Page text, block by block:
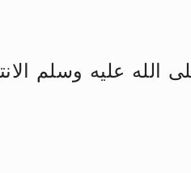
المزيد
إلى حضرة امير
الله عليه وسلم